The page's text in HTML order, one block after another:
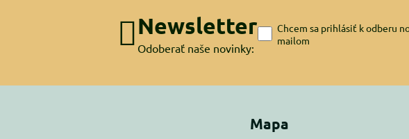
Newsletter
Odoberať naše novinky:
Chcem sa prihlásiť k odberu
mailom
Mapa